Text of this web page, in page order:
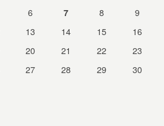
6 7 8
9
13 14 15
16
20 21 22
23
27 28 29
30